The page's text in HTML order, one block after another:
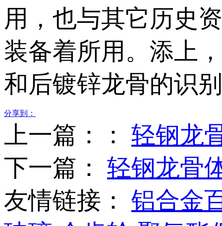
用，也与其它历史
装备着所用。添上
和后镀锌龙骨的识
分享到：
上一篇：： 轻钢龙
下一篇： 轻钢龙骨
友情链接： 铝合金